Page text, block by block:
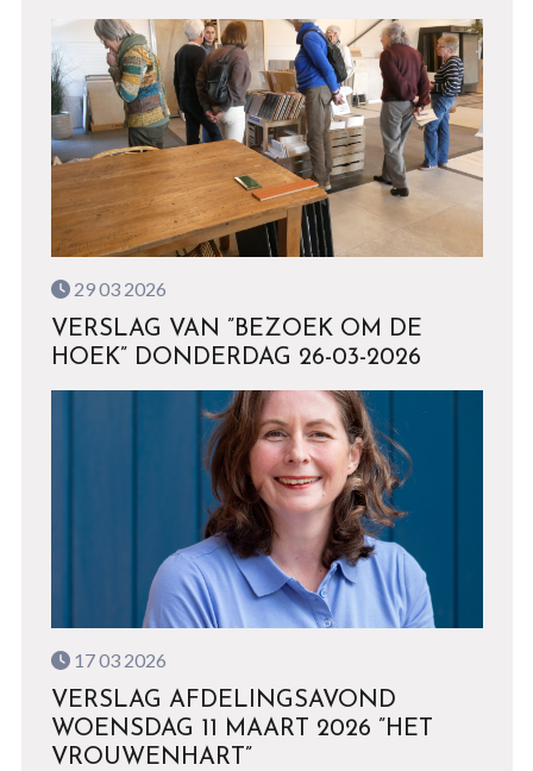
29 03 2026
VERSLAG VAN ”BEZOEK OM DE
HOEK” DONDERDAG 26-03-2026
17 03 2026
VERSLAG AFDELINGSAVOND
WOENSDAG 11 MAART 2026 ”HET
VROUWENHART”